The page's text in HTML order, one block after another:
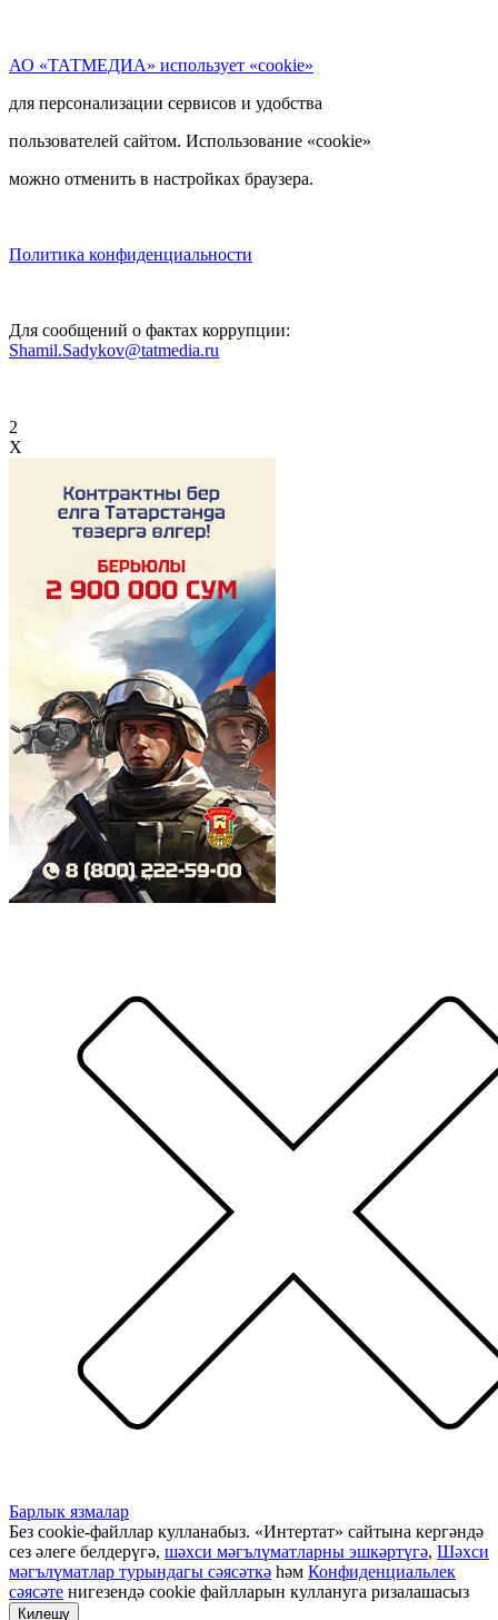
АО «ТАТМЕДИА» использует «cookie»
для персонализации сервисов и удобства
пользователей сайтом. Использование «cookie»
можно отменить в настройках браузера.
Политика конфиденциальности
Для сообщений о фактах коррупции:
Shamil.Sadykov@tatmedia.ru
2
X
Барлык язмалар
Без cookie-файллар кулланабыз. «Интертат» сайтына кергәндә
сез әлеге белдерүгә, шәхси мәгълүматларны эшкәртүгә, Шәхси
мәгълүматлар турындагы сәясәткә һәм Конфиденциальлек
сәясәте нигезендә cookie файлларын куллануга ризалашасыз
Килешү